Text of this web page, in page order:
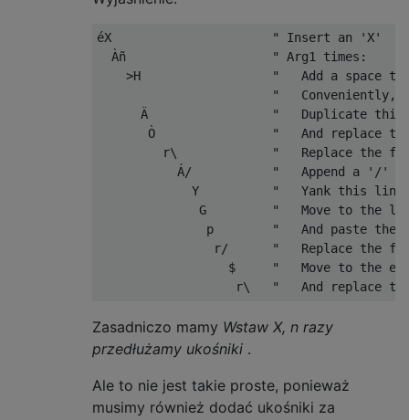
éX                      " Insert an 'X'
  Àñ                    " Arg1 times:
>H                  "   Add a space to
"   Conveniently,
Ä                 "   Duplicate this
Ò                "   And replace
r\             "   Replace the
Á/           "   Append a '/'
             Y          "   Yank this line
G         "   Move to the
p        "   And paste the
r/      "   Replace the
$     "   Move to the
Zasadniczo mamy Wstaw X, n razy
przedłużamy ukośniki .
Ale to nie jest takie proste, ponieważ
musimy również dodać ukośniki za